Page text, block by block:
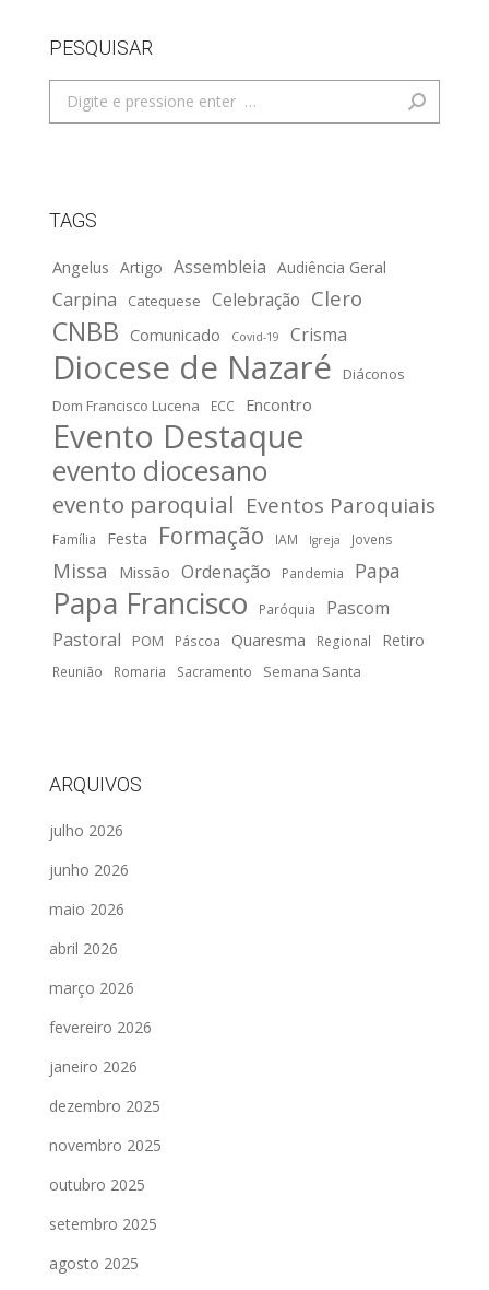
PESQUISAR
Search:
TAGS
Angelus Artigo Assembleia Audiência Geral
Carpina Catequese Celebração Clero
CNBB Comunicado Covid-19 Crisma
Diocese de Nazaré
Diáconos
Dom Francisco Lucena
ECC Encontro
Evento Destaque
evento diocesano
evento paroquial Eventos Paroquiais
Família Festa Formação IAM Igreja Jovens
Missa Missão Ordenação Pandemia Papa
Papa Francisco Paróquia
Pascom
Pastoral
POM Páscoa Quaresma Regional Retiro
Reunião Romaria Sacramento Semana Santa
ARQUIVOS
julho 2026
junho 2026
maio 2026
abril 2026
março 2026
fevereiro 2026
janeiro 2026
dezembro 2025
novembro 2025
outubro 2025
setembro 2025
agosto 2025